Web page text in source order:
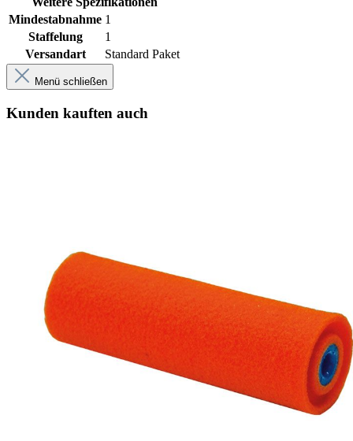
Mindestabnahme 1
Staffelung
1
Versandart
Standard Paket
Menü schließen
Kunden kauften auch